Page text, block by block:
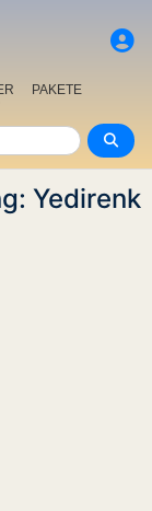
PAKETE
Yedirenk